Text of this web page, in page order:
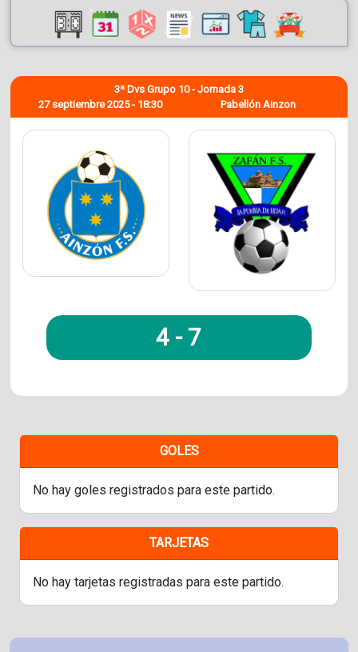
27 septiembre 2025 - 18:30
3ª Dvs Grupo 10 - Jornada 3
Pabellón Ainzon
4 - 7
GOLES
No hay goles registrados para este partido.
TARJETAS
No hay tarjetas registradas para este partido.